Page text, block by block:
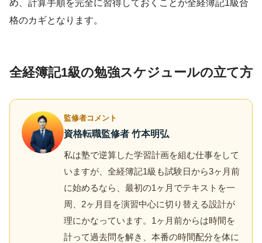
め、計算手順を完全に習得しておくことが全経簿記1級合
格のカギとなります。
全経簿記1級の勉強スケジュールの立て方
監修者コメント
資格転職監修者 竹本明弘
私は塾で逆算した学習計画を組む仕事をして
いますが、全経簿記1級も試験日から3ヶ月前
に始めるなら、最初の1ヶ月でテキストを一
周、2ヶ月目を演習中心に切り替える設計が
理にかなっています。1ヶ月前からは時間を
計って過去問を解き、本番の時間配分を体に